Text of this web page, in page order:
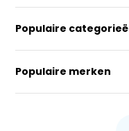
Populaire
Populaire merken